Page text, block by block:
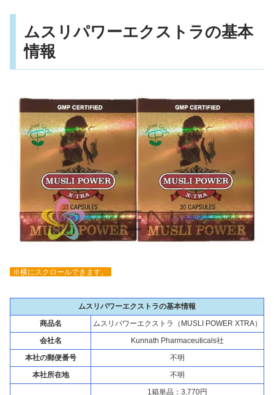
ムスリパワーエクストラの基本
情報
※横にスクロールできます。
ムスリパワーエクストラの基本情報
商品名
ムスリパワーエクストラ（MUSLI POWER XTRA）
会社名
Kunnath Pharmaceuticals社
本社の郵便番号
不明
本社所在地
不明
1箱単品：3,770円